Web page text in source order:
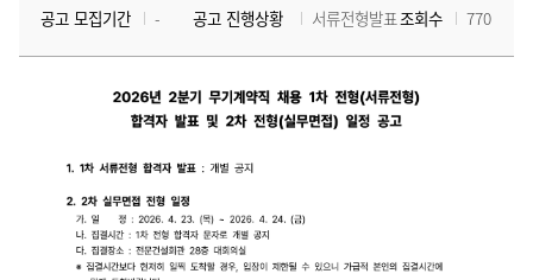
공고 모집기간 - 공고 진행상황 서류전형발표 조회수 770